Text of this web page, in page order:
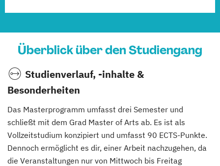
Überblick über den Studiengang
Studienverlauf, -inhalte &
Besonderheiten
Das Masterprogramm umfasst drei Semester und
schließt mit dem Grad Master of Arts ab. Es ist als
Vollzeitstudium konzipiert und umfasst 90 ECTS-Punkte.
Dennoch ermöglicht es dir, einer Arbeit nachzugehen, da
die Veranstaltungen nur von Mittwoch bis Freitag